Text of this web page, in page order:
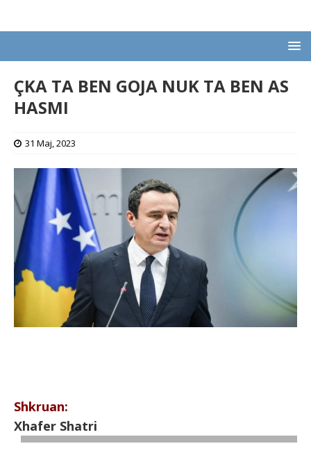
ÇKA TA BEN GOJA NUK TA BEN AS
HASMI
31 Maj, 2023
Shkruan:
Xhafer Shatri